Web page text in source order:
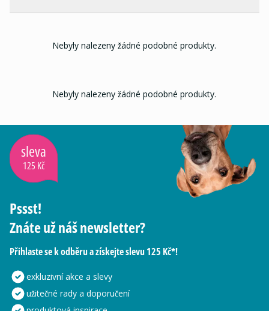
Nebyly nalezeny žádné podobné produkty.
Nebyly nalezeny žádné podobné produkty.
sleva
125 Kč
Pssst!
Znáte už náš newsletter?
Přihlaste se k odběru a získejte slevu 125 Kč*!
exkluzivní akce a slevy
užitečné rady a doporučení